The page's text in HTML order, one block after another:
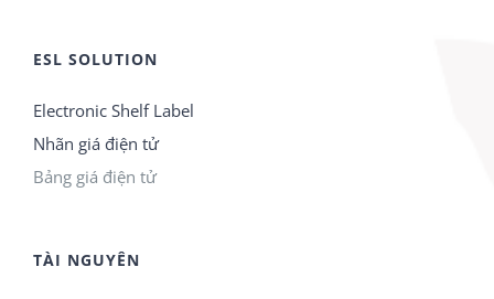
ESL SOLUTION
Electronic Shelf Label
Nhãn giá điện tử
Bảng giá điện tử
TÀI NGUYÊN